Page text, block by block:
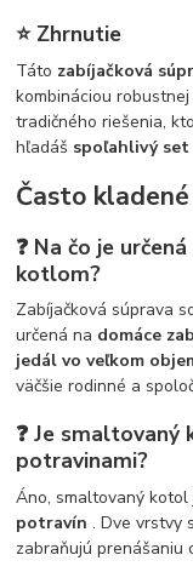
⭐ Zhrnutie
Táto zabíjačková
kombináciou
tradičného riešenia,
hľadáš spoľahlivý
Často
❓ Na čo je
kotlom?
Zabíjačková súprava
určená na domáce
jedál vo veľkom
väčšie rodinné a
❓ Je
potravinami?
Áno, smaltovaný kotol
potravín . Dve vrstvy
zabraňujú prenášaniu